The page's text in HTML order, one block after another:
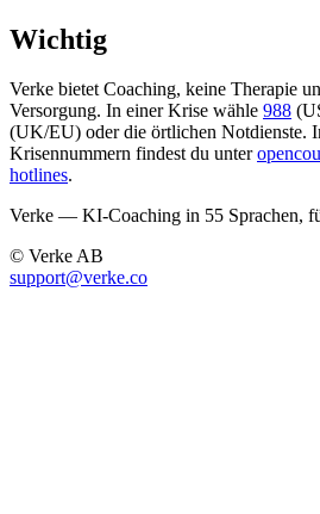
Wichtig
Verke bietet Coaching, keine Therapie
Versorgung. In einer Krise wähle 988
(UK/EU) oder die örtlichen Notdienste.
Krisennummern findest du unter
hotlines.
Verke — KI-Coaching in 55 Sprachen,
© Verke AB
support@verke.co